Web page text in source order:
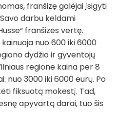
franšizę galėjai įsigyti
darbu keldami
franšizės vertę.
kainuoja nuo 600 iki 6000
dydžio ir gyventojų
regione kaina per 8
nuo 3000 iki 6000 eurų. Po
fiksuotą mokestį. Tad,
apyvartą darai, tuo šis